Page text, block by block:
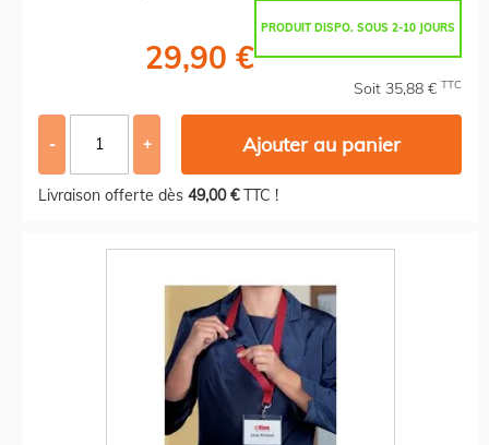
PRODUIT DISPO. SOUS 2-10 JOURS
29,90 €
Soit 35,88 € TTC
- + Ajouter au panier
Livraison offerte dès 49,00 €TTC !